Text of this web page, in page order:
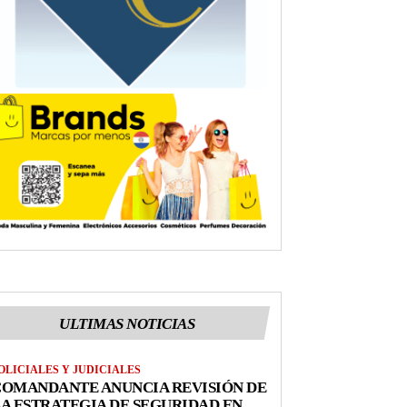
ULTIMAS NOTICIAS
Y JUDICIALES
ANUNCIA REVISIÓN DE